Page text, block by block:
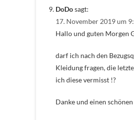
DoDosagt:
17. November 2019 um
Hallo und guten Morgen
darf ich nach den
Kleidung fragen, die
ich diese vermisst !?
Danke und einen